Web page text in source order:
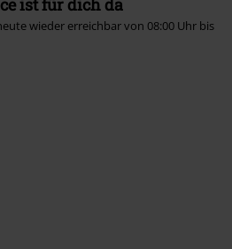
ist für dich da
wieder erreichbar von 08:00 Uhr bis